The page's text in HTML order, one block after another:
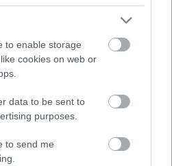
to enable storage
cookies on web or
data to be sent to
purposes.
to send me
ποδοσφαιριστές που